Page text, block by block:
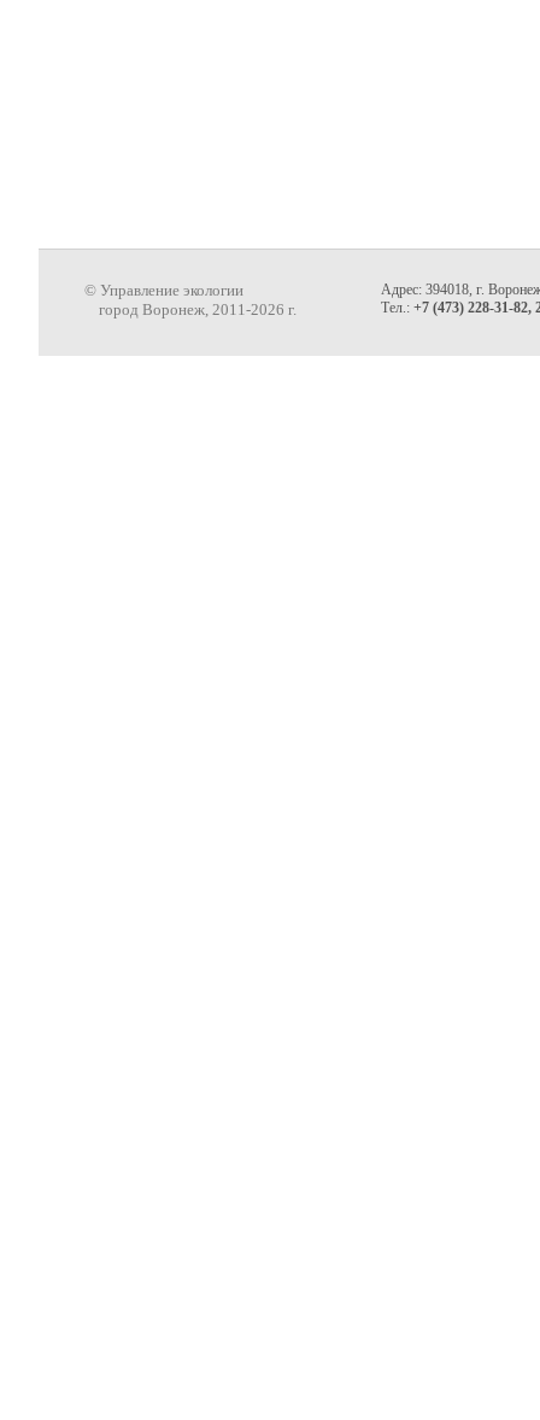
© Управление экологии
город Воронеж, 2011-2026 г.
Адрес: 394018, г.
Тел.: +7 (473) 228-31-82,